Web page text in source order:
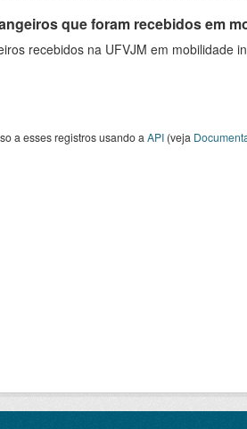
que foram recebidos em
recebidos na UFVJM em mobilidade
a esses registros usando a API(veja